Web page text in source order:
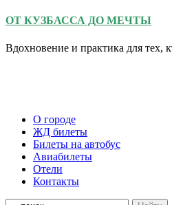
ОТ КУЗБАССА ДО МЕЧТЫ
Вдохновение и практика для тех,
О городе
ЖД билеты
Билеты на автобус
Авиабилеты
Отели
Контакты